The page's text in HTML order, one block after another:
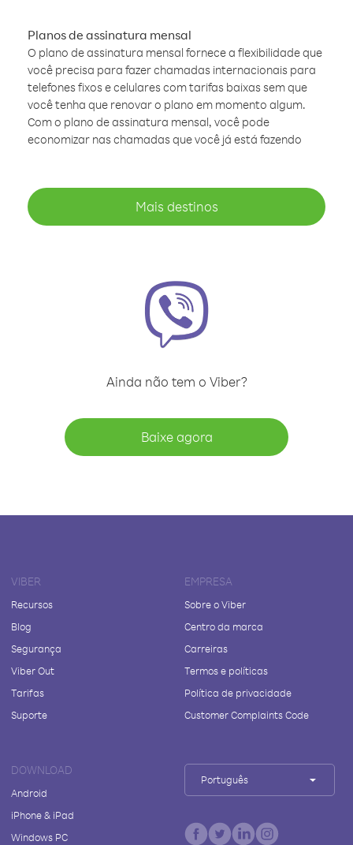
Planos de assinatura mensal
O plano de assinatura mensal fornece a flexibilidade que
você precisa para fazer chamadas internacionais para
telefones fixos e celulares com tarifas baixas sem que
você tenha que renovar o plano em momento algum.
Com o plano de assinatura mensal, você pode
economizar nas chamadas que você já está fazendo
Mais destinos
Ainda não tem o Viber?
Baixe agora
VIBER
Recursos
Blog
Segurança
Viber Out
Tarifas
Suporte
EMPRESA
Sobre o Viber
Centro da marca
Carreiras
Termos e políticas
Política de privacidade
Customer Complaints Code
DOWNLOAD
Android
iPhone & iPad
Windows PC
Português